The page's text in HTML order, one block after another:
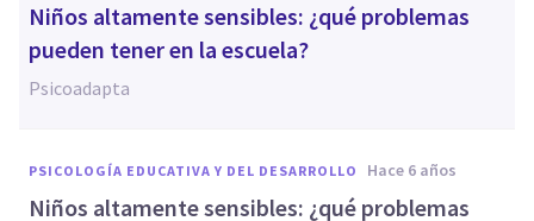
Niños altamente sensibles: ¿qué problemas
pueden tener en la escuela?
Psicoadapta
PSICOLOGÍA EDUCATIVA Y DEL DESARROLLO hace 6 años
Niños altamente sensibles: ¿qué problemas